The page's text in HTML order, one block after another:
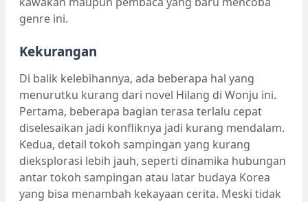
genre ini.
Kekurangan
Di balik kelebihannya, ada beberapa hal yang
menurutku kurang dari novel Hilang di Wonju ini.
Pertama, beberapa bagian terasa terlalu cepat
diselesaikan jadi konfliknya jadi kurang mendalam.
Kedua, detail tokoh sampingan yang kurang
dieksplorasi lebih jauh, seperti dinamika hubungan
antar tokoh sampingan atau latar budaya Korea
yang bisa menambah kekayaan cerita. Meski tidak